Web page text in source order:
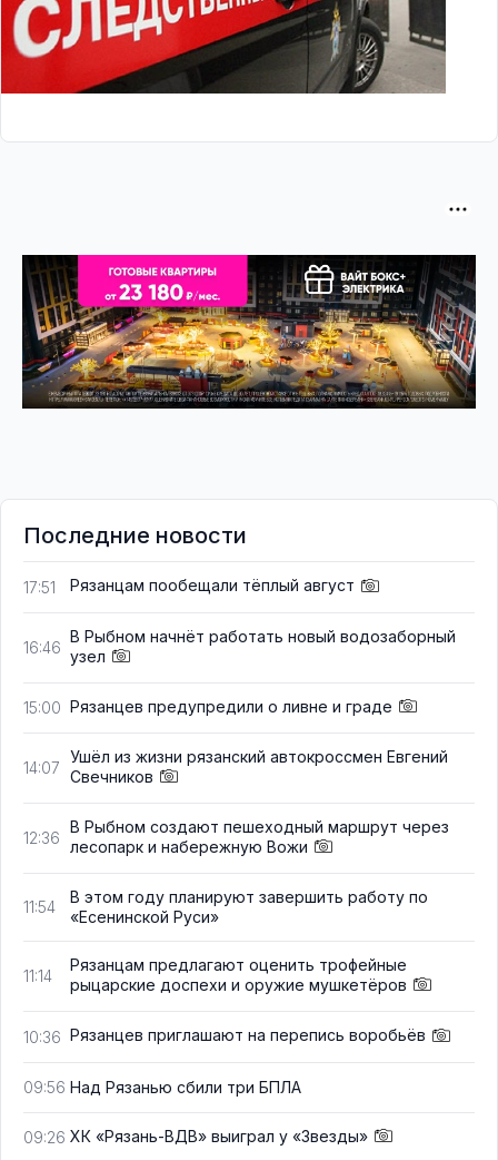
Последние новости
17:51 Рязанцам пообещали тёплый август
16:46
В Рыбном начнёт работать новый водозаборный
узел
15:00 Рязанцев предупредили о ливне и граде
14:07
Ушёл из жизни рязанский автокроссмен Евгений
Свечников
12:36
В Рыбном создают пешеходный маршрут через
лесопарк и набережную Вожи
11:54
В этом году планируют завершить работу по
«Есенинской Руси»
11:14
Рязанцам предлагают оценить трофейные
рыцарские доспехи и оружие мушкетёров
10:36 Рязанцев приглашают на перепись воробьёв
09:56 Над Рязанью сбили три БПЛА
09:26 ХК «Рязань-ВДВ» выиграл у «Звезды»